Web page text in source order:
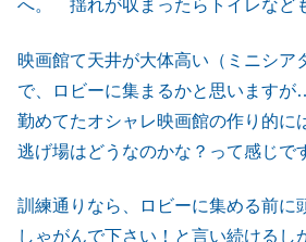
へ。 揺れが収まったらトイレなど
映画館て天井が大体高い（ミニシア
で、ロビーに集まるかと思います
勤めてたオシャレ映画館の作り的に
逃げ場はどうなのかな？って感じで
訓練通りなら、ロビーに集める前に
しゃがんで下さい！と言い続けるし